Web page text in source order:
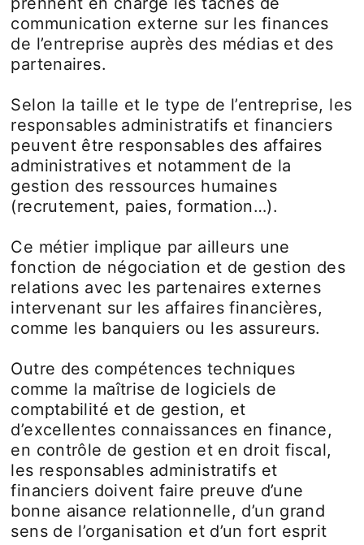
communication externe sur les finances
de l’entreprise auprès des médias et des
partenaires.
Selon la taille et le type de l’entreprise, les
responsables administratifs et financiers
peuvent être responsables des affaires
administratives et notamment de la
gestion des ressources humaines
(recrutement, paies, formation…).
Ce métier implique par ailleurs une
fonction de négociation et de gestion des
relations avec les partenaires externes
intervenant sur les affaires financières,
comme les banquiers ou les assureurs.
Outre des compétences techniques
comme la maîtrise de logiciels de
comptabilité et de gestion, et
d’excellentes connaissances en finance,
en contrôle de gestion et en droit fiscal,
les responsables administratifs et
financiers doivent faire preuve d’une
bonne aisance relationnelle, d’un grand
sens de l’organisation et d’un fort esprit